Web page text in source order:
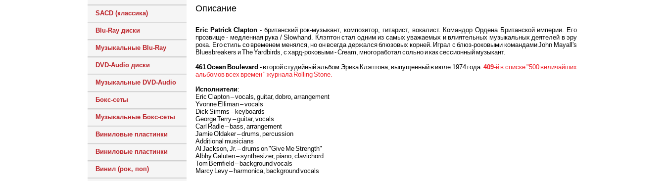
SACD (классика)
Blu-Ray диски
Музыкальные Blu-Ray
DVD-Audio диски
Музыкальные DVD-Audio
Бокс-сеты
Музыкальные Бокс-сеты
Виниловые пластинки
Виниловые пластинки
Винил (рок, поп)
Описание
Eric Patrick Clapton - британский рок-музыкант, композитор, гитарист, вокалист. Командор Ордена Британской империи. Его
прозвище - медленная рука / Slowhand. Клэптон стал одним из самых уважаемых и влиятельных музыкальных деятелей в эру
рока. Его стиль со временем менялся, но он всегда держался блюзовых корней. Играл с блюз-роковыми командами John Mayall's
Bluesbreakers и The Yardbirds, с хард-роковыми - Cream, много работал сольно и как сессионный музыкант.
461 Ocean Boulevard - второй студийный альбом Эрика Клэптона, выпущенный в июле 1974 года.409-й в списке "500 величайших
альбомов всех времен " журнала Rolling Stone.
Исполнители:
Eric Clapton – vocals, guitar, dobro, arrangement
Yvonne Elliman – vocals
Dick Simms – keyboards
George Terry – guitar, vocals
Carl Radle – bass, arrangement
Jamie Oldaker – drums, percussion
Additional musicians
Al Jackson, Jr. – drums on "Give Me Strength"
Albhy Galuten – synthesizer, piano, clavichord
Tom Bernfield – background vocals
Marcy Levy – harmonica, background vocals